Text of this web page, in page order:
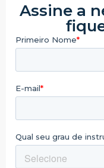
Assine a